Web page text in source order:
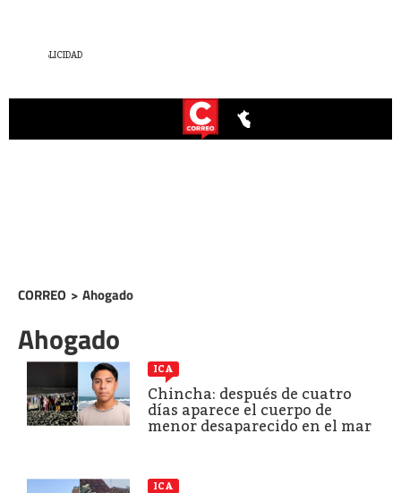
CORREO > Ahogado
Ahogado
ICA
Chincha: después de cuatro
días aparece el cuerpo de
menor desaparecido en el mar
ICA